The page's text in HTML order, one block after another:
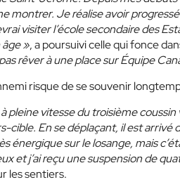
montrer. Je réalise avoir
visiter l’école secondaire des
», a poursuivi celle qui fonce
rêver à une place sur Équipe
risque de se souvenir
pleine vitesse du troisième
cible. En se déplaçant, il est
énergique sur le losange, mais
et j’ai reçu une suspension de
les sentiers.